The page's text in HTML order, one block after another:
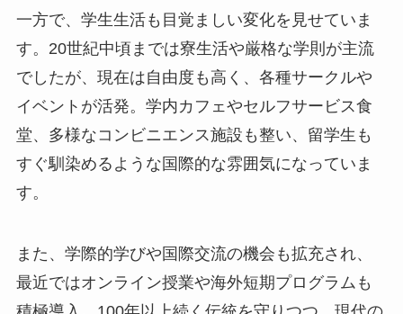
一方で、学生生活も目覚ましい変化を見せていま
す。20世紀中頃までは寮生活や厳格な学則が主流
でしたが、現在は自由度も高く、各種サークルや
イベントが活発。学内カフェやセルフサービス食
堂、多様なコンビニエンス施設も整い、留学生も
すぐ馴染めるような国際的な雰囲気になっていま
す。
また、学際的学びや国際交流の機会も拡充され、
最近ではオンライン授業や海外短期プログラムも